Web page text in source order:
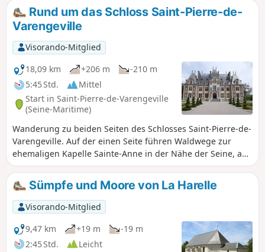
den Wald abzweigt, wo man auf eine
winzige Kapelle inmitten der Bäume stößt.
Der Weg führt weiter durch die Landschaft,
vorbei an strohgedeckten Häusern und
Steinhäusern aus lokalem Stein, vorbei an
der Abtei von Jumièges und einer
Zehntscheune. Die Seine kann man an
beiden Ufern entdecken, aber auch bei der
Überquerung mit den Fähren.
Rund um das Schloss Saint-Pierre-de-
Varengeville
Visorando-Mitglied
18,09 km
+206 m
-210 m
5:45 Std.
Mittel
Start in Saint-Pierre-de-Varengeville
(Seine-Maritime)
Wanderung zu beiden Seiten des Schlosses Saint-Pierre-de-
Varengeville. Auf der einen Seite führen Waldwege zur
ehemaligen Kapelle Sainte-Anne in der Nähe der Seine, auf
der anderen Seite gelangt man über die Ebenen zum Tal
der Austreberthe. Unterwegs bietet das Tal am Ausgang
des Weilers Candos sehr schöne Ausblicke.
Sümpfe und Moore von La Harelle
Visorando-Mitglied
9,47 km
+19 m
-19 m
2:45 Std.
Leicht